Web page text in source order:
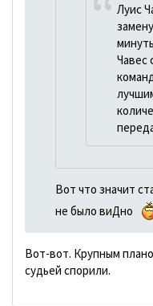
Луис
Чавес
Вот что значит
не было виДно
Вот-вот. Крупным
судьей спорили.